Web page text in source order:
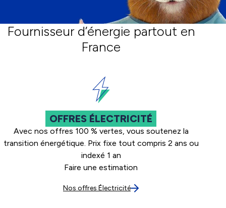
Fournisseur d’énergie partout en
France
OFFRES ÉLECTRICITÉ
Avec nos offres 100 % vertes, vous soutenez la
transition énergétique. Prix fixe tout compris 2 ans ou
indexé 1 an
Faire une estimation
Nos offres Électricité